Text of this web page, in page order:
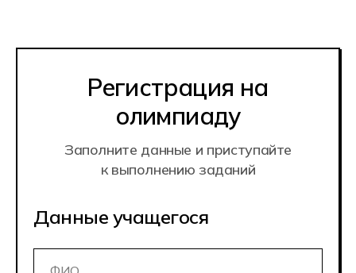
Регистрация на
олимпиаду
Заполните данные и приступайте
к выполнению заданий
Данные учащегося